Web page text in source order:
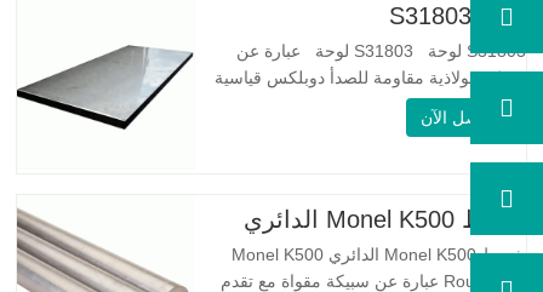
لوحة S31803
S31803 لوحة S31803 لوحة عبارة عن
سبيكة فولاذية مقاومة للصدأ دوبلكس قياسية
على الوجهين. لديها بنية مجهرية من
من 34 مما يشير إلى أن مقاومة…
اتصل الآن
شريط Monel K500 الدائري
شريط Monel K500 الدائري Monel K500
Round Bar عبارة عن سبيكة مقواة مع تقدم